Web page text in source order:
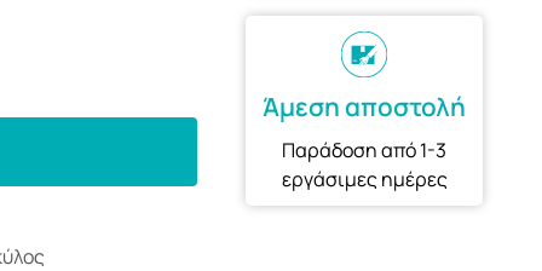
Άμεση αποστολή
Παράδοση από 1-3
εργάσιμες ημέρες